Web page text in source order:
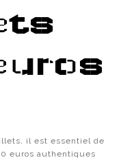
il est essentiel de
euros authentiques